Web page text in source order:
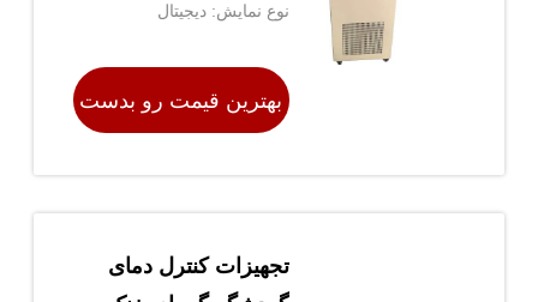
نوع نمایش: دیجیتال
بهترین قیمت رو بدست
تجهیزات کنترل دمای